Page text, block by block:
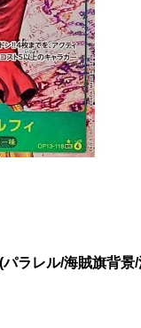
パラレル/海賊旗背